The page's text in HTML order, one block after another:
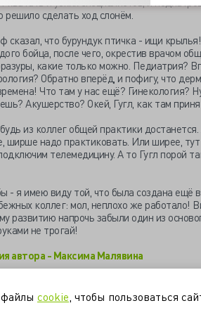
решило сделать ход слонём.
что бурундук птичка - ищи
бойца, после чего, окрестив врачом
какие только можно. Педиатрия?
Обратно вперёд, и пофигу, что
Что там у нас ещё? Гинекология?
Акушерство? Окей, Гугл, как там
из коллег общей практики
ширше надо практиковать. Или ширее,
телемедицину. А то Гугл порой
- я имею виду той, что была создана ещё
коллег: мол, неплохо же работало!
развитию напрочь забыли один из
не трогай!
автора - Максима Малявина
поликлиника
cookie , чтобы пользоваться